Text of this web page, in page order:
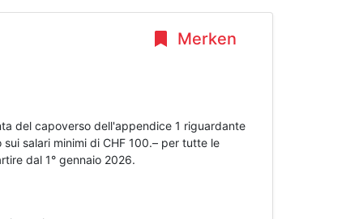
Merken
del capoverso dell'appendice 1 riguardante
salari minimi di CHF 100.– per tutte le
dal 1° gennaio 2026.